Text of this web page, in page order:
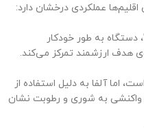
عملکردی درخشان دارد:
به طور خودکار
هدف ارزشمند تمرکز می‌کند.
اما آلفا به دلیل استفاده از
به شوری و رطوبت نشان